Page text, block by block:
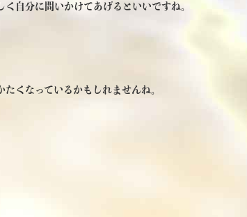
自分に問いかけてあげるといいですね。
くなっているかもしれませんね。